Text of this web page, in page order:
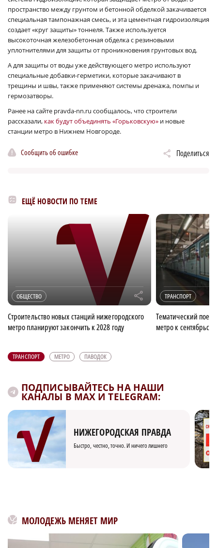
пространство между грунтом и бетонной обделкой закачивается
специальная тампонажная смесь, и эта цементная гидроизоляция
создает «круг защиты» тоннеля. Также используется
высокоточная железобетонная обделка с резиновыми
уплотнителями для защиты от проникновения грунтовых вод.
А для защиты от воды уже действующего метро используют
специальные добавки-герметики, которые закачивают в
трещины и швы, также применяют системы дренажа, помпы и
гермозатворы.
Ранее на сайте pravda-nn.ru сообщалось, что строители
рассказали, как будут объединять «Горьковскую» и новые
станции метро в Нижнем Новгороде.
Сообщить об ошибке Поделиться
ЕЩЁ НОВОСТИ ПО ТЕМЕ
ОБЩЕСТВО r
Строительство новых станций нижегородского
метро планируют закончить к 2028 году
ТРАНСПОРТ
Тематический
метро к
ТРАНСПОРТ МЕТРО ПАВОДОК
ПОДПИСЫВАЙТЕСЬ НА НАШИ
КАНАЛЫ В MAX И TELEGRAM:
НИЖЕГОРОДСКАЯ ПРАВДА
Быстро, честно, точно. И ничего лишнего
МОЛОДЕЖЬ МЕНЯЕТ МИР